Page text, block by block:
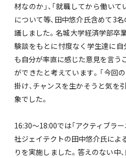
材なのか」、「就職してから働い
について等、田中悠介氏含めて3
議しました。名城大学経済学部卒
験談をもとに忖度なく学生達に自
も自分が率直に感じた意見を言う
ができたと考えています。「今回
掛け、チャンスを生かそうと気を
象でした。
16:30～18:00では「アクティブラ
社ジェイテクトの田中悠介氏によ
りを実施しました。答えのない中